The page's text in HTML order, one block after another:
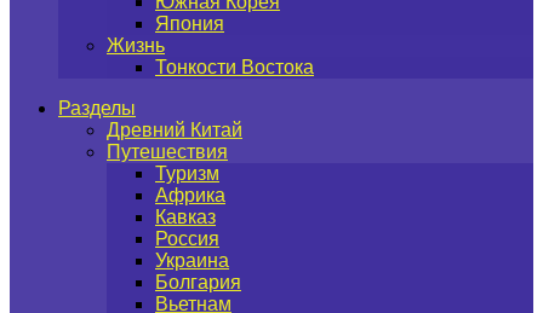
Япония
Жизнь
Тонкости Востока
Разделы
Древний Китай
Путешествия
Туризм
Африка
Кавказ
Россия
Украина
Болгария
Вьетнам